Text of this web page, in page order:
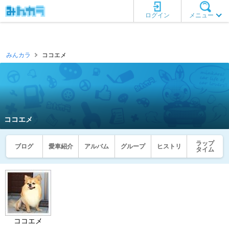
メニュー
ログイン
みんカラ ココエメ
ココエメ
ブログ 愛車紹介 アルバム グループ ヒストリ
ラップ
タイム
ココエメ